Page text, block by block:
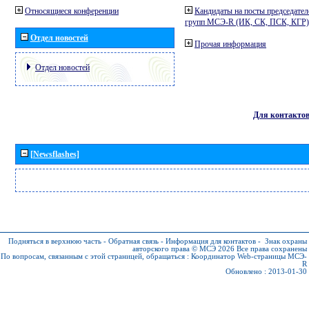
Относящиеся конференции
Отдел новостей
Отдел новостей
Кандидаты на посты
групп МСЭ-R (ИК, СК, ПСК, КГР)
Прочая информация
Для контактов
[Newsflashes]
Подняться в верхнюю часть - Обратная связь - Информация для контактов - Знак охраны
авторского права © МСЭ 2026 Все права сохранены
По вопросам, связанным с этой страницей, обращаться : Координатор Web-страницы МСЭ-
R
Обновлено : 2013-01-30